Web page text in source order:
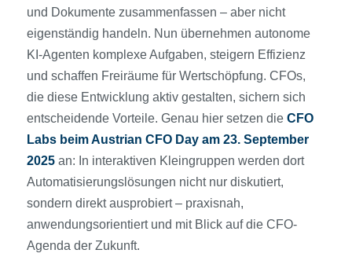
und Dokumente zusammenfassen – aber nicht
eigenständig handeln. Nun übernehmen autonome
KI-Agenten komplexe Aufgaben, steigern Effizienz
und schaffen Freiräume für Wertschöpfung. CFOs,
die diese Entwicklung aktiv gestalten, sichern sich
entscheidende Vorteile. Genau hier setzen die CFO
Labs beim Austrian CFO Day am 23. September
2025an: In interaktiven Kleingruppen werden dort
Automatisierungslösungen nicht nur diskutiert,
sondern direkt ausprobiert – praxisnah,
anwendungsorientiert und mit Blick auf die CFO-
Agenda der Zukunft.